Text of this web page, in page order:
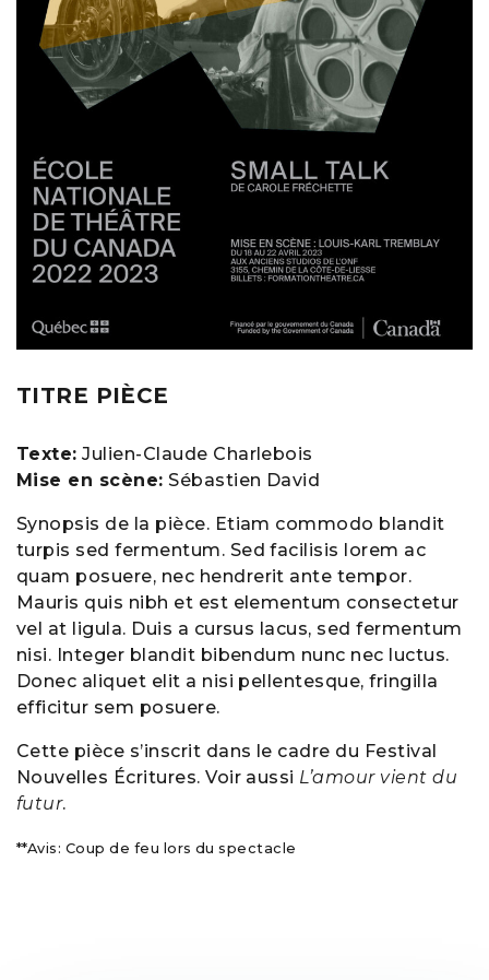
TITRE PIÈCE
Texte: Julien-Claude Charlebois
Mise en scène: Sébastien David
Synopsis de la pièce. Etiam commodo blandit
turpis sed fermentum. Sed facilisis lorem ac
quam posuere, nec hendrerit ante tempor.
Mauris quis nibh et est elementum consectetur
vel at ligula. Duis a cursus lacus, sed fermentum
nisi. Integer blandit bibendum nunc nec luctus.
Donec aliquet elit a nisi pellentesque, fringilla
efficitur sem posuere.
Cette pièce s’inscrit dans le cadre du Festival
Nouvelles Écritures. Voir aussi L’amour vient du
futur.
**Avis: Coup de feu lors du spectacle